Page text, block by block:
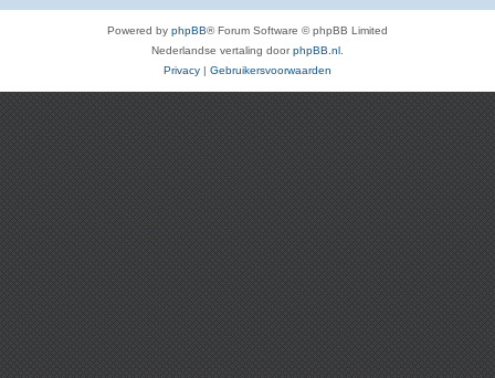
Powered by phpBB® Forum Software © phpBB Limited
Nederlandse vertaling doorphpBB.nl
Privacy | Gebruikersvoorwaarden